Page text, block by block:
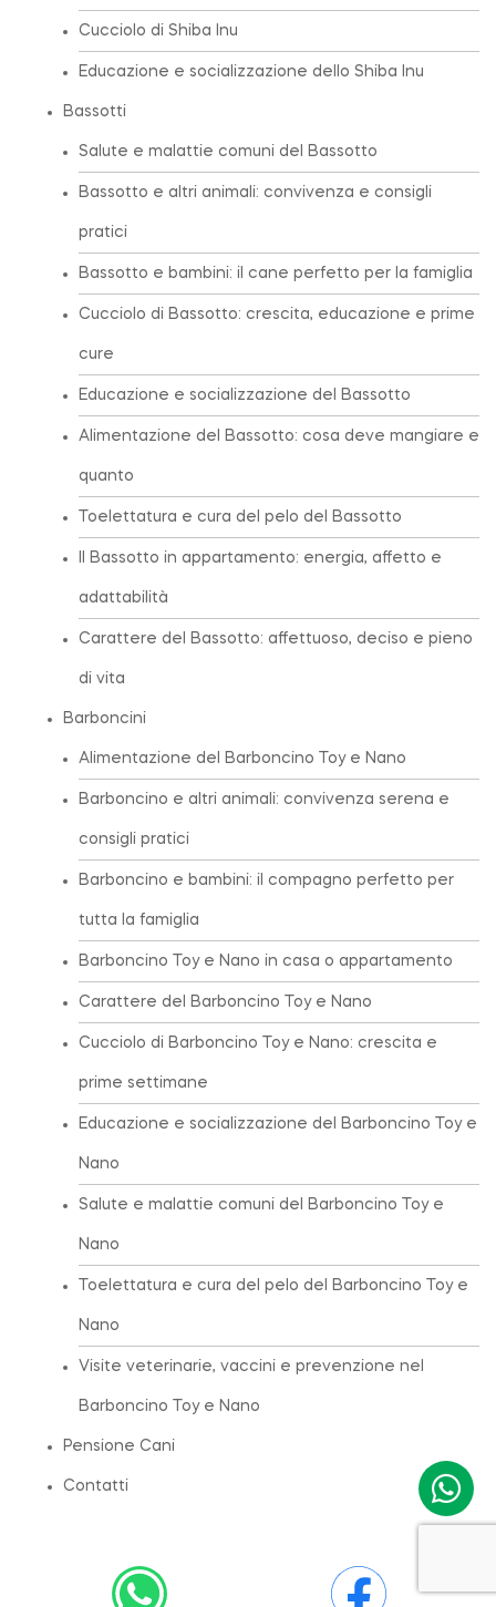
Cucciolo di Shiba Inu
Educazione e socializzazione dello Shiba Inu
Bassotti
Salute e malattie comuni del Bassotto
Bassotto e altri animali: convivenza e consigli
pratici
Bassotto e bambini: il cane perfetto per la famiglia
Cucciolo di Bassotto: crescita, educazione e prime
cure
Educazione e socializzazione del Bassotto
Alimentazione del Bassotto: cosa deve mangiare e
quanto
Toelettatura e cura del pelo del Bassotto
Il Bassotto in appartamento: energia, affetto e
adattabilità
Carattere del Bassotto: affettuoso, deciso e pieno
di vita
Barboncini
Alimentazione del Barboncino Toy e Nano
Barboncino e altri animali: convivenza serena e
consigli pratici
Barboncino e bambini: il compagno perfetto per
tutta la famiglia
Barboncino Toy e Nano in casa o appartamento
Carattere del Barboncino Toy e Nano
Cucciolo di Barboncino Toy e Nano: crescita e
prime settimane
Educazione e socializzazione del Barboncino Toy e
Nano
Salute e malattie comuni del Barboncino Toy e
Nano
Toelettatura e cura del pelo del Barboncino Toy e
Nano
Visite veterinarie, vaccini e prevenzione nel
Barboncino Toy e Nano
Pensione Cani
Contatti